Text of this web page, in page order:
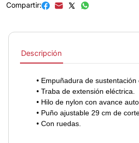
Compartir:
Descripción
• Empuñadura de sustentación
• Traba de extensión eléctrica.
• Hilo de nylon con avance
• Puño ajustable 29 cm de
• Con ruedas.